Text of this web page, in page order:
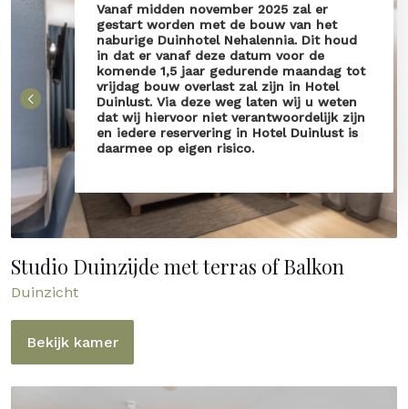
Vanaf midden november 2025 zal er
gestart worden met de bouw van het
naburige Duinhotel Nehalennia. Dit houd
in dat er vanaf deze datum voor de
komende 1,5 jaar gedurende maandag tot
vrijdag bouw overlast zal zijn in Hotel
Duinlust. Via deze weg laten wij u weten
dat wij hiervoor niet verantwoordelijk zijn
en iedere reservering in Hotel Duinlust is
daarmee op eigen risico.
Studio Duinzijde met terras of Balkon
Duinzicht
Bekijk kamer